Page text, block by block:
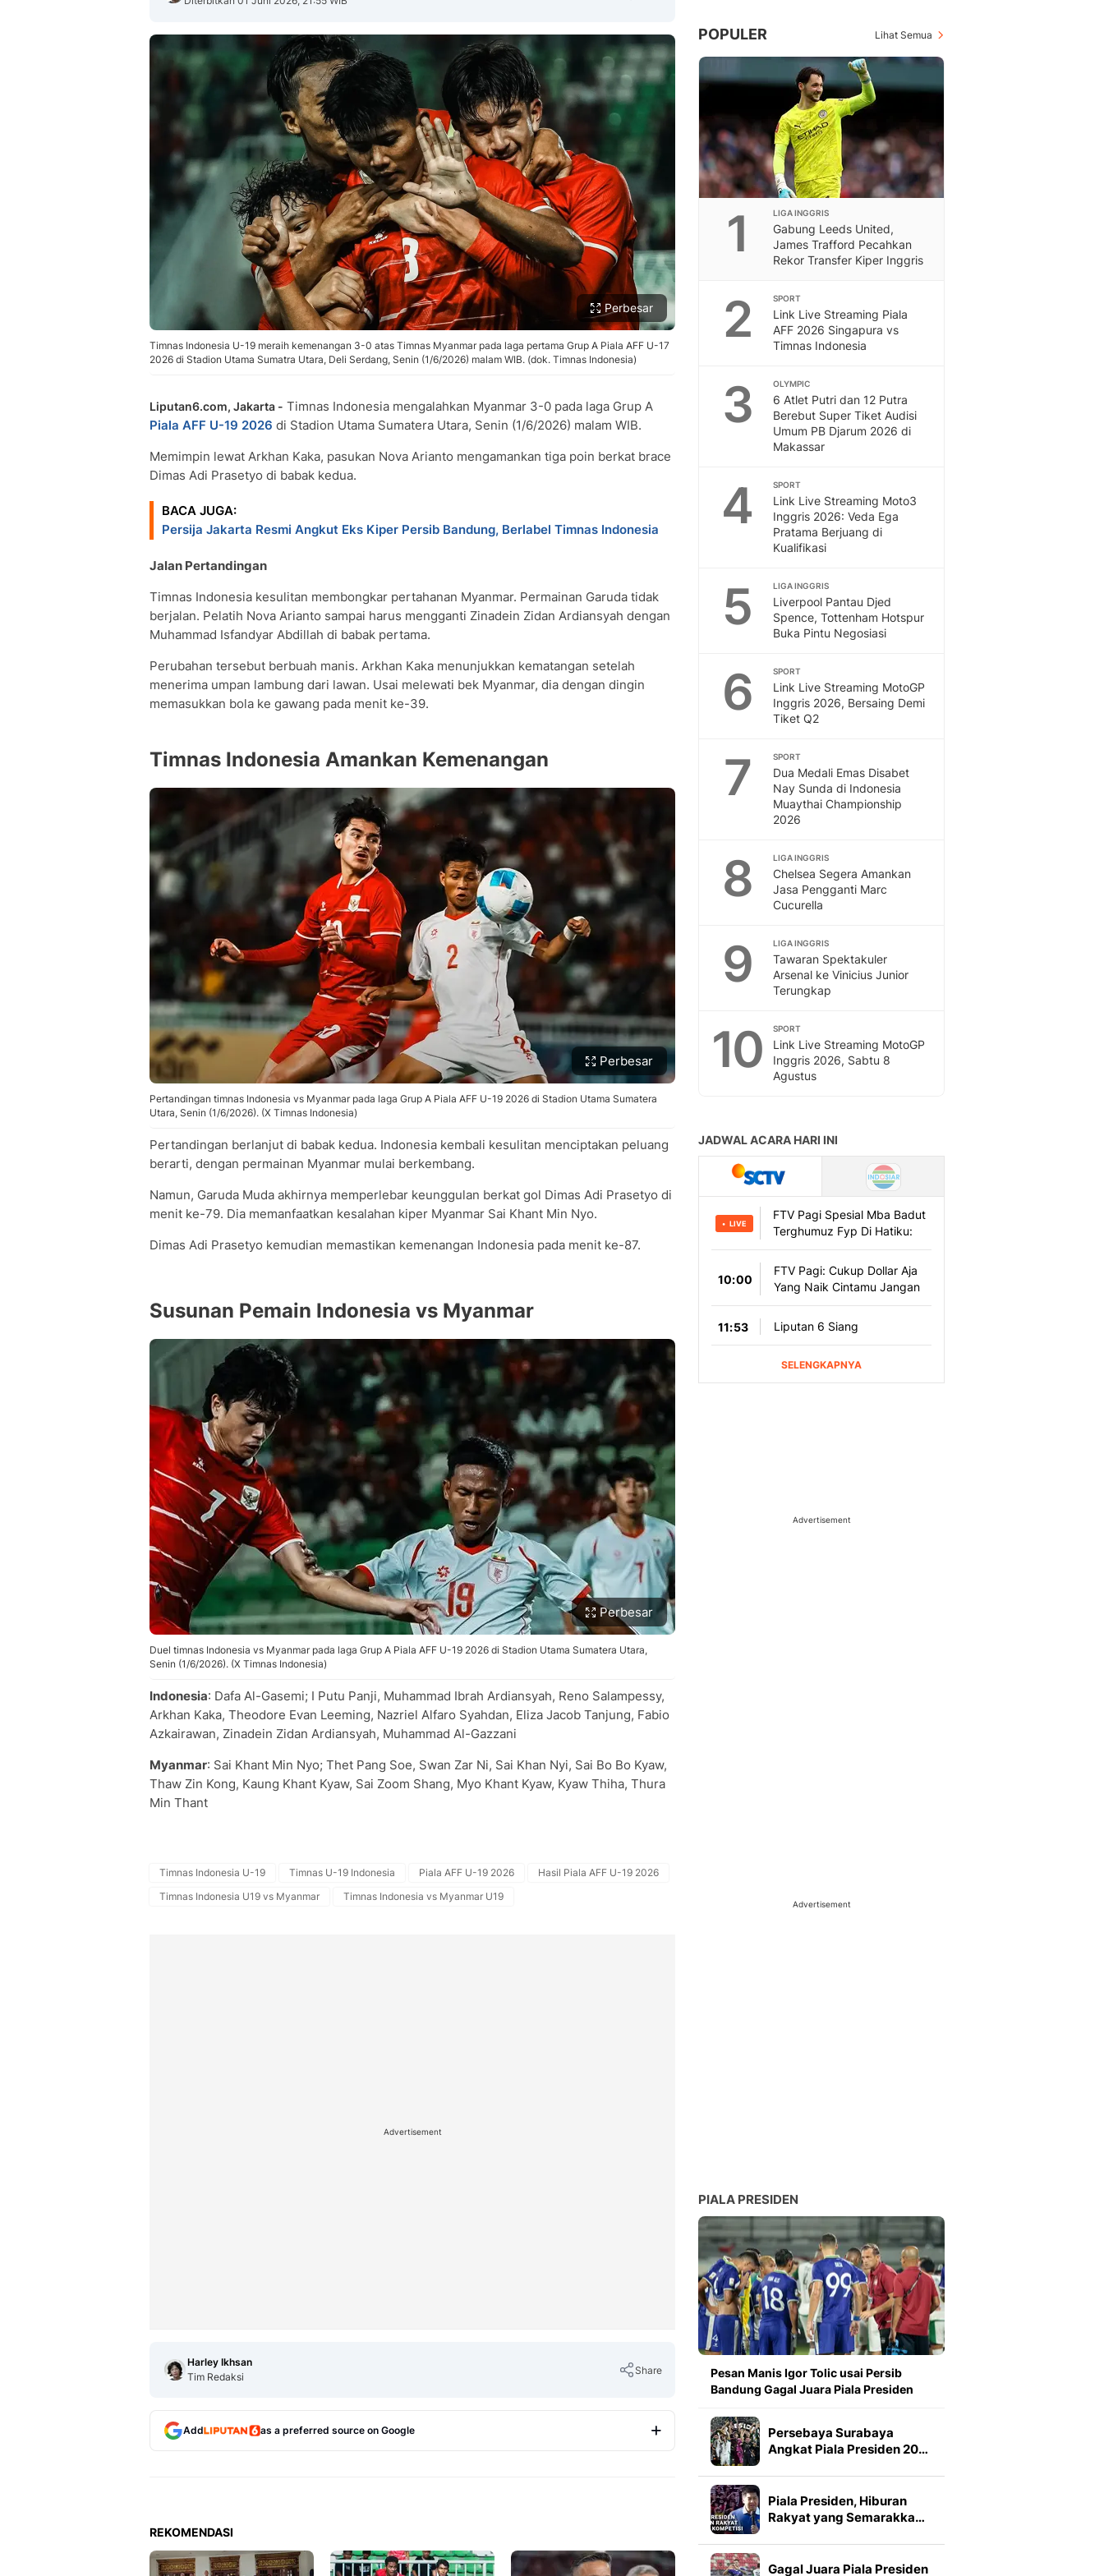
Copy Link
Perbesar
Timnas Indonesia U-19 meraih kemenangan 3-0 atas Timnas Myanmar pada laga pertama Grup A Piala AFF U-17
2026 di Stadion Utama Sumatra Utara, Deli Serdang, Senin (1/6/2026) malam WIB. (dok. Timnas Indonesia)
Liputan6.com, Jakarta - Timnas Indonesia mengalahkan Myanmar 3-0 pada laga Grup A
Piala AFF U-19 2026 di Stadion Utama Sumatera Utara, Senin (1/6/2026) malam WIB.
Memimpin lewat Arkhan Kaka, pasukan Nova Arianto mengamankan tiga poin berkat brace
Dimas Adi Prasetyo di babak kedua.
BACA JUGA:
Persija Jakarta Resmi Angkut Eks Kiper Persib Bandung, Berlabel Timnas Indonesia
Jalan Pertandingan
Timnas Indonesia kesulitan membongkar pertahanan Myanmar. Permainan Garuda tidak
berjalan. Pelatih Nova Arianto sampai harus mengganti Zinadein Zidan Ardiansyah dengan
Muhammad Isfandyar Abdillah di babak pertama.
Perubahan tersebut berbuah manis. Arkhan Kaka menunjukkan kematangan setelah
menerima umpan lambung dari lawan. Usai melewati bek Myanmar, dia dengan dingin
memasukkan bola ke gawang pada menit ke-39.
Timnas Indonesia Amankan Kemenangan
Perbesar
Pertandingan timnas Indonesia vs Myanmar pada laga Grup A Piala AFF U-19 2026 di Stadion Utama Sumatera
Utara, Senin (1/6/2026). (X Timnas Indonesia)
Pertandingan berlanjut di babak kedua. Indonesia kembali kesulitan menciptakan peluang
berarti, dengan permainan Myanmar mulai berkembang.
Namun, Garuda Muda akhirnya memperlebar keunggulan berkat gol Dimas Adi Prasetyo di
menit ke-79. Dia memanfaatkan kesalahan kiper Myanmar Sai Khant Min Nyo.
Dimas Adi Prasetyo kemudian memastikan kemenangan Indonesia pada menit ke-87.
Susunan Pemain Indonesia vs Myanmar
Perbesar
Duel timnas Indonesia vs Myanmar pada laga Grup A Piala AFF U-19 2026 di Stadion Utama Sumatera Utara,
Senin (1/6/2026). (X Timnas Indonesia)
Indonesia: Dafa Al-Gasemi; I Putu Panji, Muhammad Ibrah Ardiansyah, Reno Salampessy,
Arkhan Kaka, Theodore Evan Leeming, Nazriel Alfaro Syahdan, Eliza Jacob Tanjung, Fabio
Azkairawan, Zinadein Zidan Ardiansyah, Muhammad Al-Gazzani
Myanmar: Sai Khant Min Nyo; Thet Pang Soe, Swan Zar Ni, Sai Khan Nyi, Sai Bo Bo Kyaw,
Thaw Zin Kong, Kaung Khant Kyaw, Sai Zoom Shang, Myo Khant Kyaw, Kyaw Thiha, Thura
Min Thant
Timnas Indonesia U-19 Timnas U-19 Indonesia Piala AFF U-19 2026
Hasil Piala AFF U-19 2026
Timnas Indonesia U19 vs Myanmar
Timnas Indonesia vs Myanmar U19
Advertisement
Harley Ikhsan
Tim Redaksi
Share
Add as a preferred source on Google
REKOMENDASI
POPULER Lihat Semua
1 LIGA INGGRIS
Gabung Leeds United,
James Trafford Pecahkan
Rekor Transfer Kiper Inggris
2 SPORT
Link Live Streaming Piala
AFF 2026 Singapura vs
Timnas Indonesia
3 OLYMPIC
6 Atlet Putri dan 12 Putra
Berebut Super Tiket Audisi
Umum PB Djarum 2026 di
Makassar
4 SPORT
Link Live Streaming Moto3
Inggris 2026: Veda Ega
Pratama Berjuang di
Kualifikasi
5 LIGA INGGRIS
Liverpool Pantau Djed
Spence, Tottenham Hotspur
Buka Pintu Negosiasi
6 SPORT
Link Live Streaming MotoGP
Inggris 2026, Bersaing Demi
Tiket Q2
7 SPORT
Dua Medali Emas Disabet
Nay Sunda di Indonesia
Muaythai Championship
2026
8 LIGA INGGRIS
Chelsea Segera Amankan
Jasa Pengganti Marc
Cucurella
9 LIGA INGGRIS
Tawaran Spektakuler
Arsenal ke Vinicius Junior
Terungkap
10 SPORT
Link Live Streaming MotoGP
Inggris 2026, Sabtu 8
Agustus
Advertisement
Advertisement
PIALA PRESIDEN
Pesan Manis Igor Tolic usai Persib
Bandung Gagal Juara Piala Presiden
Persebaya Surabaya
Angkat Piala Presiden 20…
Piala Presiden, Hiburan
Rakyat yang Semarakka…
Gagal Juara Piala Presiden